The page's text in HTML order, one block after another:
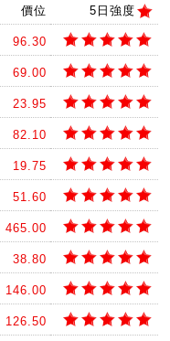
價位 5日強度
96.30
69.00
23.95
82.10
19.75
51.60
465.00
38.80
146.00
126.50